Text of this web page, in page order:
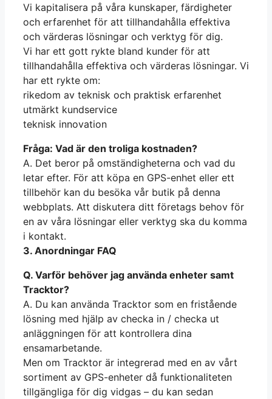
Vi kapitalisera på våra kunskaper, färdigheter
och erfarenhet för att tillhandahålla effektiva
och värderas lösningar och verktyg för dig.
Vi har ett gott rykte bland kunder för att
tillhandahålla effektiva och värderas lösningar. Vi
har ett rykte om:
rikedom av teknisk och praktisk erfarenhet
utmärkt kundservice
teknisk innovation
Fråga: Vad är den troliga kostnaden?
A. Det beror på omständigheterna och vad du
letar efter. För att köpa en GPS-enhet eller ett
tillbehör kan du besöka vår butik på denna
webbplats. Att diskutera ditt företags behov för
en av våra lösningar eller verktyg ska du komma
i kontakt.
3. Anordningar FAQ
Q. Varför behöver jag använda enheter samt
Tracktor?
A. Du kan använda Tracktor som en fristående
lösning med hjälp av checka in / checka ut
anläggningen för att kontrollera dina
ensamarbetande.
Men om Tracktor är integrerad med en av vårt
sortiment av GPS-enheter då funktionaliteten
tillgängliga för dig vidgas – du kan sedan